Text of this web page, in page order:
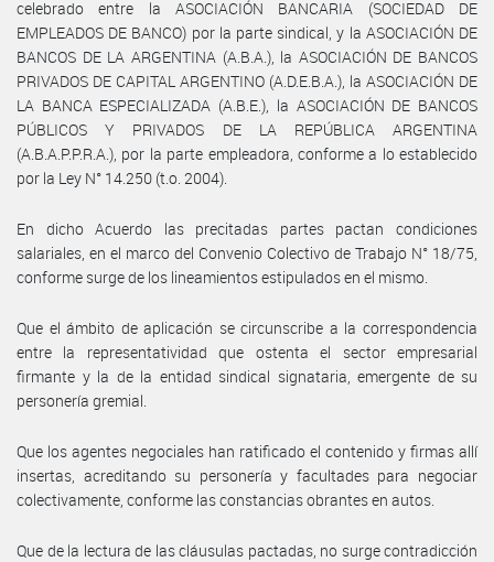
celebrado entre la ASOCIACIÓN BANCARIA (SOCIEDAD DE
EMPLEADOS DE BANCO) por la parte sindical, y la ASOCIACIÓN DE
BANCOS DE LA ARGENTINA (A.B.A.), la ASOCIACIÓN DE BANCOS
PRIVADOS DE CAPITAL ARGENTINO (A.D.E.B.A.), la ASOCIACIÓN DE
LA BANCA ESPECIALIZADA (A.B.E.), la ASOCIACIÓN DE BANCOS
PÚBLICOS Y PRIVADOS DE LA REPÚBLICA ARGENTINA
(A.B.A.P.P.R.A.), por la parte empleadora, conforme a lo establecido
por la Ley N° 14.250 (t.o. 2004).
En dicho Acuerdo las precitadas partes pactan condiciones
salariales, en el marco del Convenio Colectivo de Trabajo N° 18/75,
conforme surge de los lineamientos estipulados en el mismo.
Que el ámbito de aplicación se circunscribe a la correspondencia
entre la representatividad que ostenta el sector empresarial
firmante y la de la entidad sindical signataria, emergente de su
personería gremial.
Que los agentes negociales han ratificado el contenido y firmas allí
insertas, acreditando su personería y facultades para negociar
colectivamente, conforme las constancias obrantes en autos.
Que de la lectura de las cláusulas pactadas, no surge contradicción